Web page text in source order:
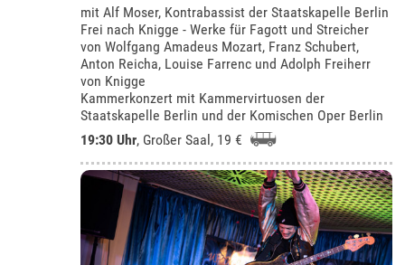
mit Alf Moser, Kontrabassist der Staatskapelle Berlin
Frei nach Knigge - Werke für Fagott und Streicher
von Wolfgang Amadeus Mozart, Franz Schubert,
Anton Reicha, Louise Farrenc und Adolph Freiherr
von Knigge
Kammerkonzert mit Kammervirtuosen der
Staatskapelle Berlin und der Komischen Oper Berlin
19:30 Uhr, Großer Saal, 19 €